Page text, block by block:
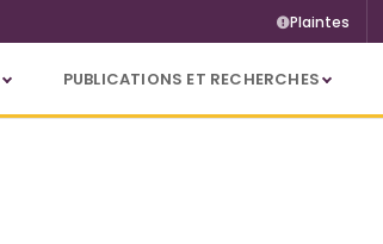
Plaintes
PUBLICATIONS ET RECHERCHES